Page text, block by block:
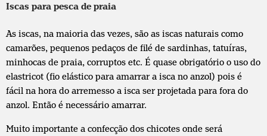
Iscas para pesca de praia
As iscas, na maioria das vezes, são as iscas naturais como
camarões, pequenos pedaços de filé de sardinhas, tatuíras,
minhocas de praia, corruptos etc. É quase obrigatório o uso do
elastricot (fio elástico para amarrar a isca no anzol) pois é
fácil na hora do arremesso a isca ser projetada para fora do
anzol. Então é necessário amarrar.
Muito importante a confecção dos chicotes onde será